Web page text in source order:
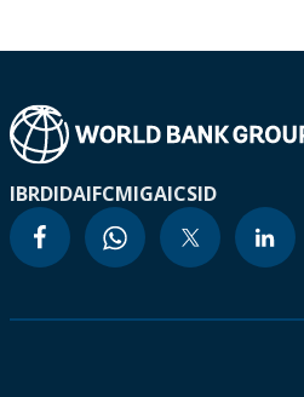
IBRDIDAIFCMIGAICSID